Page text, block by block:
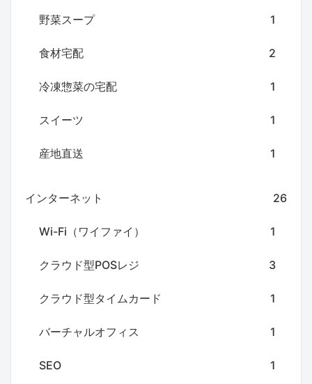
野菜スープ 1
食材宅配 2
冷凍惣菜の宅配 1
スイーツ 1
産地直送 1
インターネット 26
Wi-Fi（ワイファイ） 1
クラウド型POSレジ 3
クラウド型タイムカード 1
バーチャルオフィス 1
SEO 1